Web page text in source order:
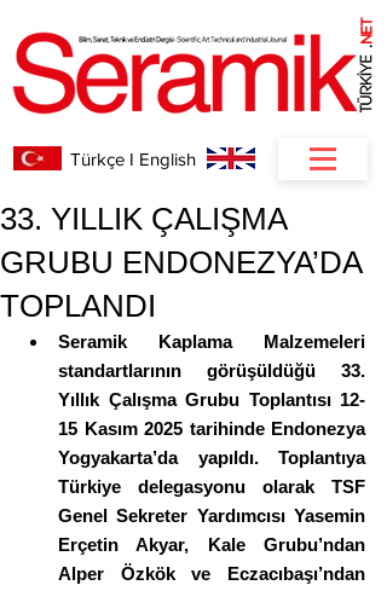
.
NET
Türkçe I English
33. YILLIK ÇALIŞMA
GRUBU ENDONEZYA’DA
TOPLANDI
Seramik Kaplama Malzemeleri
standartlarının görüşüldüğü 33.
Yıllık Çalışma Grubu Toplantısı 12-
15 Kasım 2025 tarihinde Endonezya
Yogyakarta’da yapıldı. Toplantıya
Türkiye delegasyonu olarak TSF
Genel Sekreter Yardımcısı Yasemin
Erçetin Akyar, Kale Grubu’ndan
Alper Özkök ve Eczacıbaşı’ndan